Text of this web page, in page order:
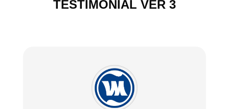
TESTIMONIAL VER 3